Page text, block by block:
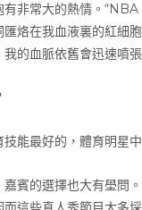
非常大的熱情。“NBA
烙在我血液裏的紅細
的血脈依舊會迅速噴
能最好的，體育明星中
賓的選擇也大有壆問。